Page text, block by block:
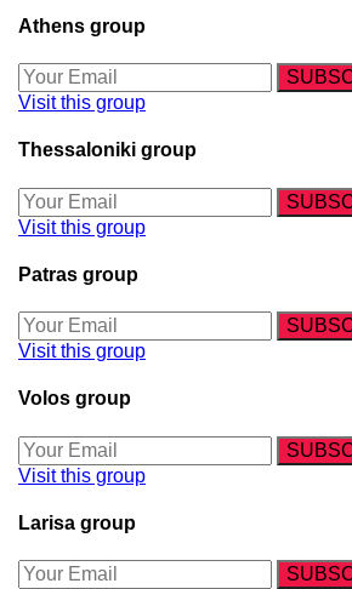
Athens group
Visit this group
Thessaloniki group
Visit this group
Patras group
Visit this group
Volos group
Visit this group
Larisa group